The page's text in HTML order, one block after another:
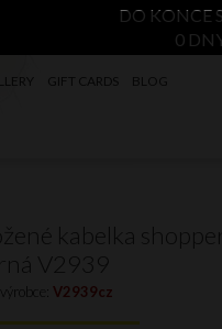
DO KONCE
0
GIFT CARDS BLOG
kabelka
V2939
V2939cz